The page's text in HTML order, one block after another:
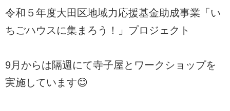
令和５年度大田区地域力応援基金助成事業「い
ちごハウスに集まろう！」プロジェクト
9月からは隔週にて寺子屋とワークショップを
実施しています😊